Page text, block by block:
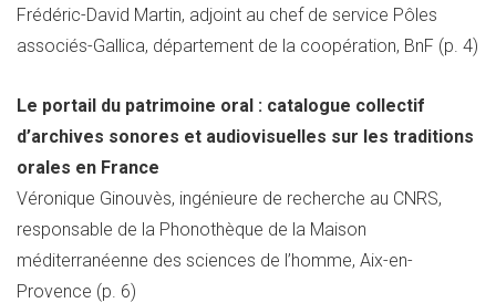
Frédéric-David Martin, adjoint au chef de service Pôles
associés-Gallica, département de la coopération, BnF (p. 4)
Le portail du patrimoine oral : catalogue collectif
d’archives sonores et audiovisuelles sur les traditions
orales en France
Véronique Ginouvès, ingénieure de recherche au CNRS,
responsable de la Phonothèque de la Maison
méditerranéenne des sciences de l’homme, Aix-en-
Provence (p. 6)